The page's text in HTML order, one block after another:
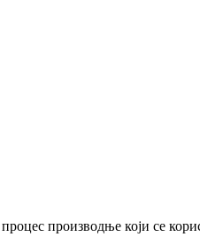
производње који се